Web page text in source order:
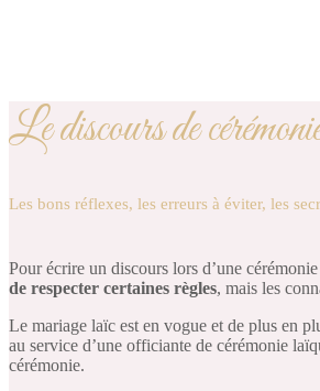
Le discours de
Les bons réflexes, les erreurs à éviter, les
Pour écrire un discours lors d’une
de respecter certaines règles, mais les
Le mariage laïc est en vogue et de plus en
au service d’une officiante de cérémonie
cérémonie.